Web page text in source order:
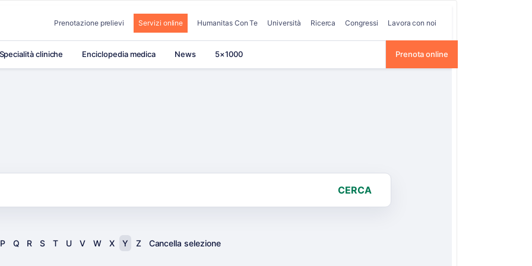
Prenotazione prelievi Servizi online Humanitas Con Te Università Ricerca Congressi Lavora con noi
Specialità cliniche Enciclopedia medica News 5×1000 Prenota online
CERCA
P Q R S T U V W X Y Z Cancella selezione